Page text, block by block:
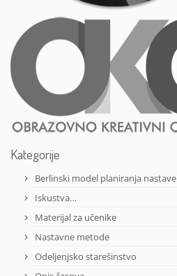
Kategorije
Berlinski model planiranja nastave
Iskustva…
Materijal za učenike
Nastavne metode
Odeljenjsko starešinstvo